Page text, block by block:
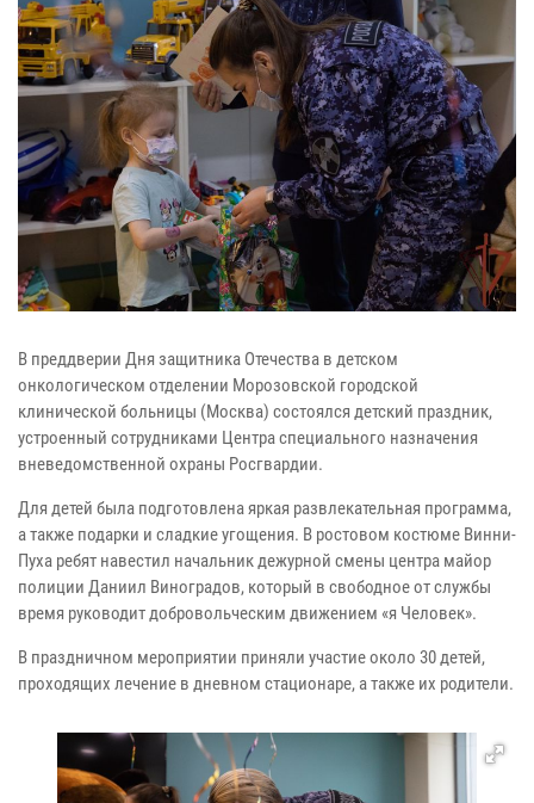
В преддверии Дня защитника Отечества в детском
онкологическом отделении Морозовской городской
клинической больницы (Москва) состоялся детский праздник,
устроенный сотрудниками Центра специального назначения
вневедомственной охраны Росгвардии.
Для детей была подготовлена яркая развлекательная программа,
а также подарки и сладкие угощения. В ростовом костюме Винни-
Пуха ребят навестил начальник дежурной смены центра майор
полиции Даниил Виноградов, который в свободное от службы
время руководит добровольческим движением «я Человек».
В праздничном мероприятии приняли участие около 30 детей,
проходящих лечение в дневном стационаре, а также их родители.